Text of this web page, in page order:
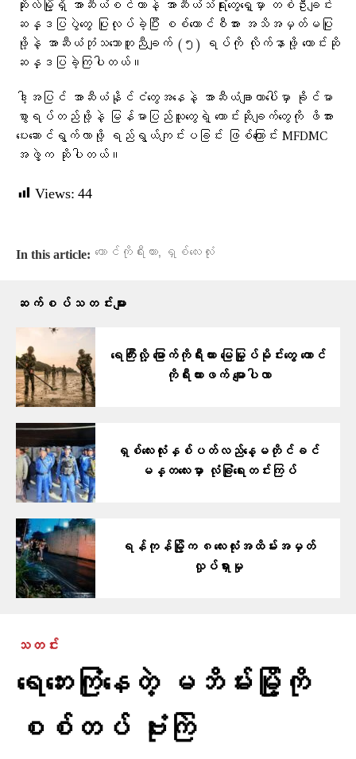
ဆိုးလ်မြို့ရှိ အာဆီယံစင်တာနဲ့ အာဆီယံသံရုံးတွေရှေ့မှာ တစ်ဦးချင်း
ဆန္ဒပြပွဲတွေ ပြုလုပ်ခဲ့ပြီး စစ်ကောင်စီအား အသိအမှတ်မပြု
ဖို့နဲ့ အာဆီယံဘုံသဘောတူညီချက် (၅) ရပ်ကို လိုက်နာဖို့ တောင်းဆို
ဆန္ဒပြခဲ့ကြပါတယ်။
ဒါ့အပြင် အာဆီယံနိုင်ငံတွေအနေနဲ့ အာဆီယံချာတာပေါ်မှာ ခိုင်မာ
စွာရပ်တည်ဖို့နဲ့ မြန်မာပြည်သူတွေရဲ့ တောင်းဆိုချက်တွေကို ဖိအား
ပေးဆောင်ရွက်လာဖို့ ရည်ရွယ်ကျင်းပခြင်း ဖြစ်ကြောင်း MFDMC
အဖွဲ့က ဆိုပါတယ်။
Views: 44
In this article: တောင်ကိုရီးယား, ရှစ်လေးလုံး
ဆက်စပ်သတင်းများ
ရေကြီးလို့ မြောက်ကိုရီးယား မြေမြှုပ်မိုင်းတွေ တောင်
ကိုရီးယားဖက် မျောပါလာ
ရှစ်လေးလုံးနှစ်ပတ်လည်နေ့မတိုင်ခင်
မန္တလေးမှာ လုံခြုံရေးတင်းကြပ်
ရန်ကုန်မြို့က ၈လေးလုံးအထိမ်းအမှတ်
လှုပ်ရှားမှု
သတင်း
ရေဘေးကြုံနေတဲ့ မဘိမ်းမြို့ကို
စစ်တပ် ဗုံးကြဲ